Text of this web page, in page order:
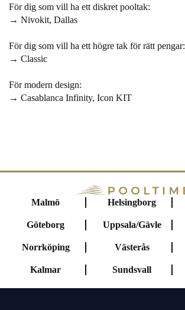
För dig som vill ha ett diskret pooltak:
→ Nivokit, Dallas
För dig som vill ha ett högre tak för rätt pengar:
→ Classic
För modern design:
→ Casablanca Infinity, Icon KIT
Malmö Helsingborg
Göteborg Uppsala/Gävle
Norrköping Västerås
Kalmar Sundsvall